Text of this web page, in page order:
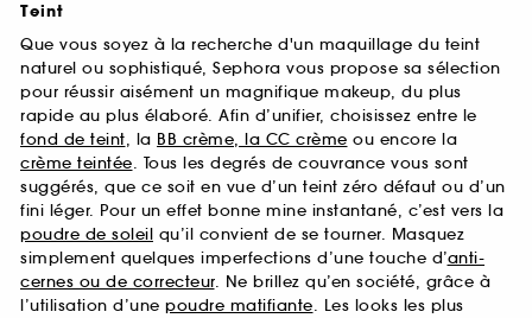
Teint
Que vous soyez à la recherche d'un maquillage du teint
naturel ou sophistiqué, Sephora vous propose sa sélection
pour réussir aisément un magnifique makeup, du plus
rapide au plus élaboré. Afin d’unifier, choisissez entre le
fond de teint, la BB crème, la CC crème ou encore la
crème teintée. Tous les degrés de couvrance vous sont
suggérés, que ce soit en vue d’un teint zéro défaut ou d’un
fini léger. Pour un effet bonne mine instantané, c’est vers la
poudre de soleil qu’il convient de se tourner. Masquez
simplement quelques imperfections d’une touche d’anti-
cernes ou de correcteur. Ne brillez qu’en société, grâce à
l’utilisation d’une poudre matifiante. Les looks les plus